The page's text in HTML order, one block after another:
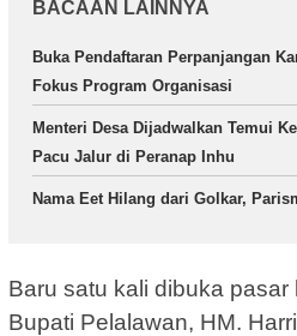
BACAAN LAINNYA
Buka Pendaftaran Perpanjangan
Fokus Program Organisasi
Menteri Desa Dijadwalkan Temui
Pacu Jalur di Peranap Inhu
Nama Eet Hilang dari Golkar,
Baru satu kali dibuka pasar
Bupati Pelalawan, HM.